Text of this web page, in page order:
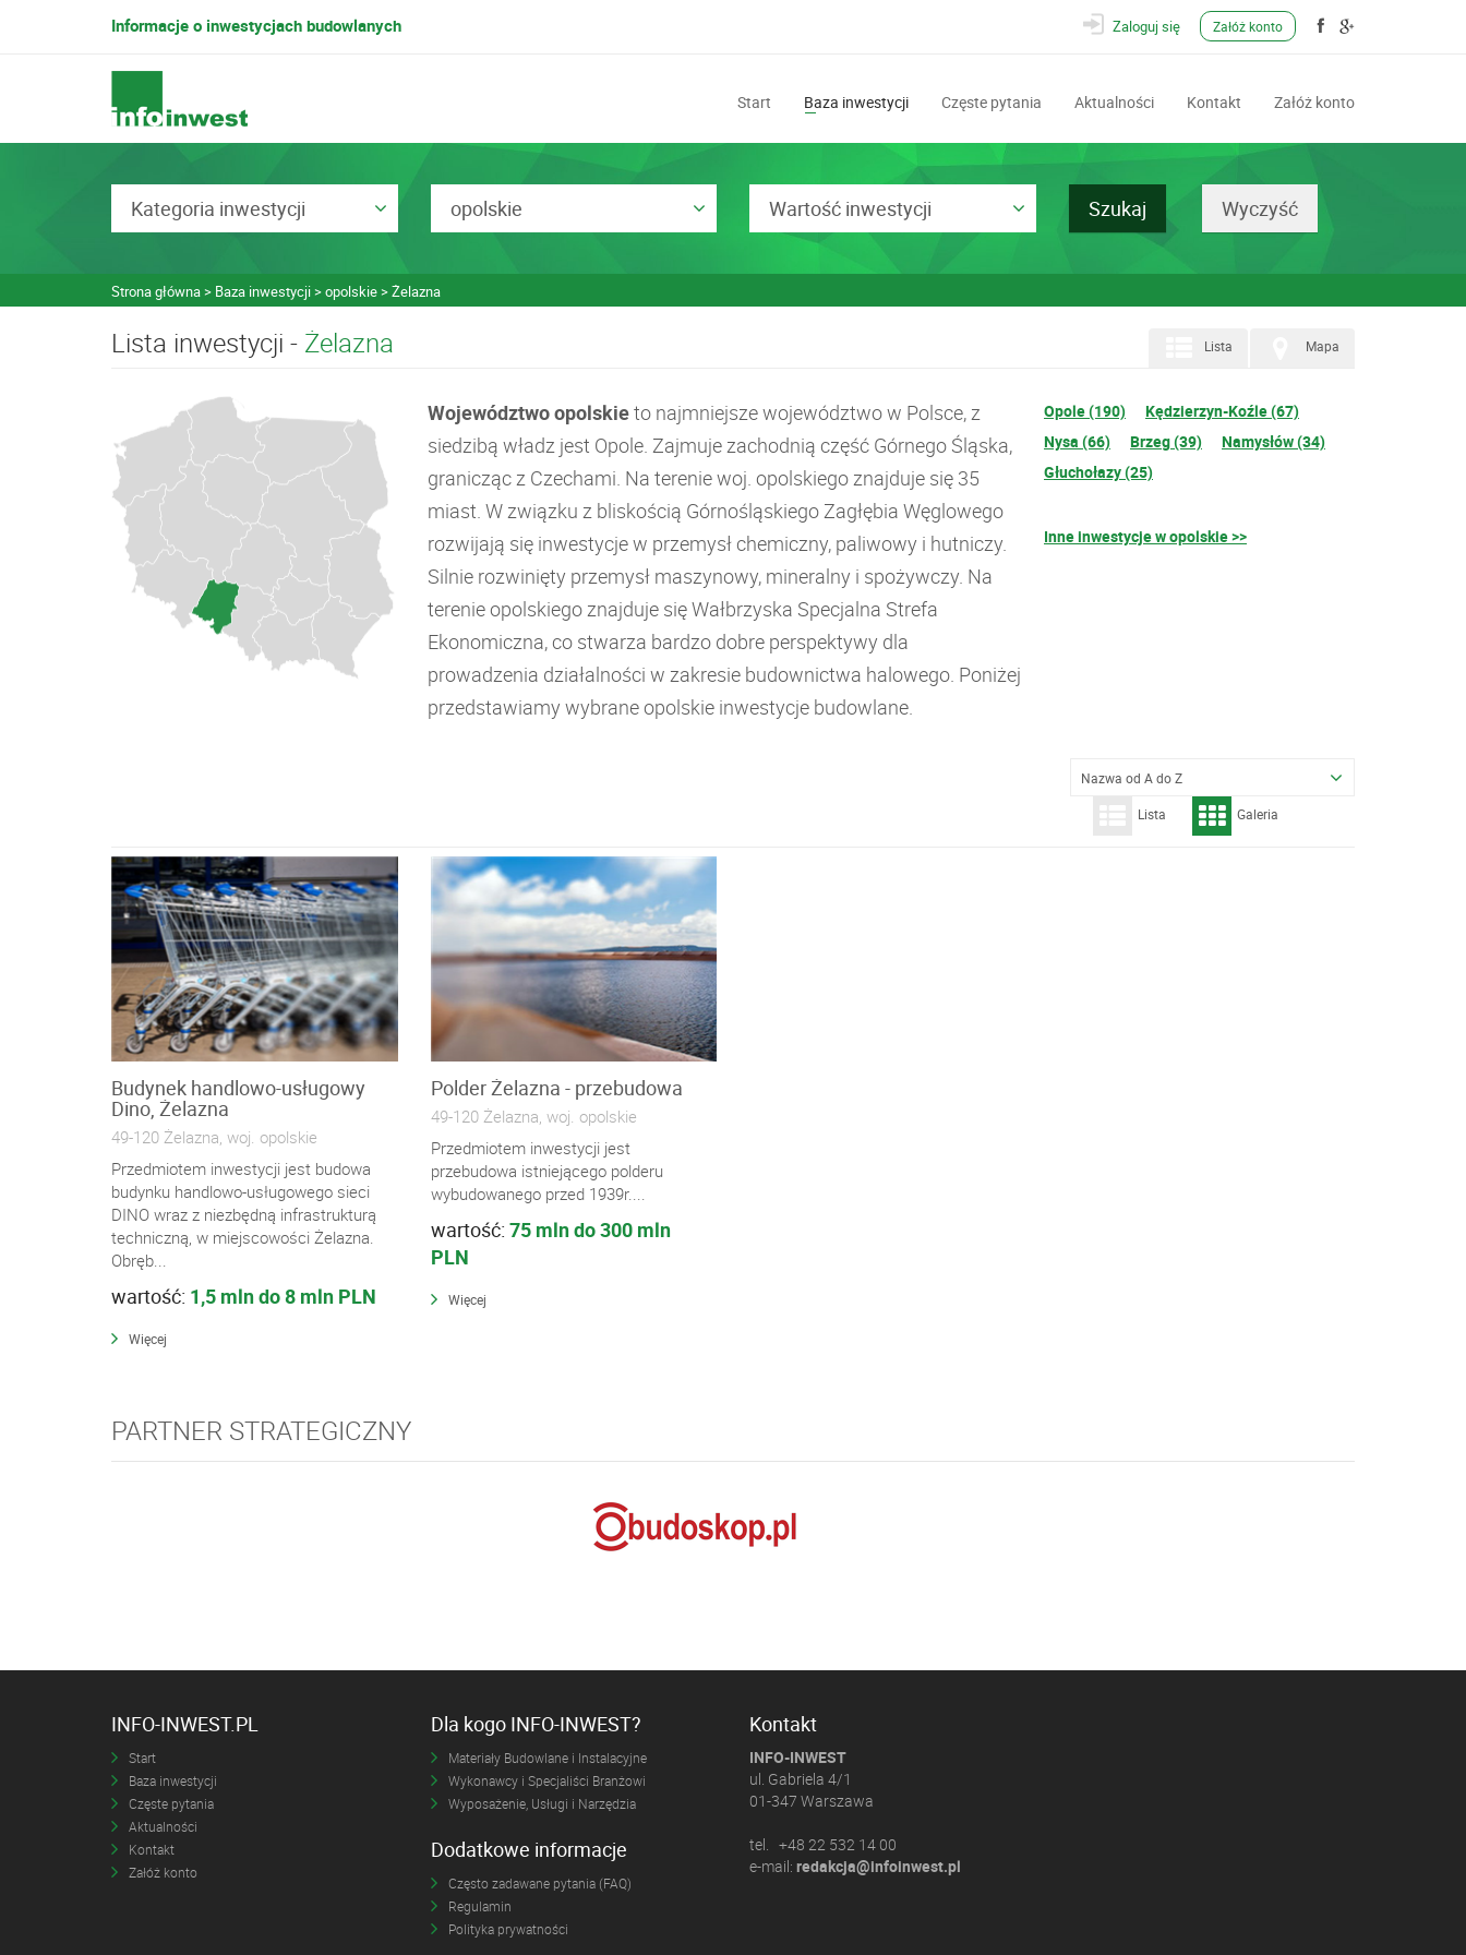
Informacje o inwestycjach budowlanych Zaloguj się Załóż konto
Start Baza inwestycji Częste pytania Aktualności Kontakt Załóż konto
Kategoria inwestycji opolskie Wartość inwestycji
Strona główna Baza inwestycji opolskie Żelazna
Lista inwestycji - Żelazna Mapa
Lista
Województwo opolskieto najmniejsze województwo w Polsce, z
siedzibą władz jest Opole. Zajmuje zachodnią część Górnego Śląska,
granicząc z Czechami. Na terenie woj. opolskiego znajduje się 35
miast. W związku z bliskością Górnośląskiego Zagłębia Węglowego
rozwijają się inwestycje w przemysł chemiczny, paliwowy i hutniczy.
Silnie rozwinięty przemysł maszynowy, mineralny i spożywczy. Na
terenie opolskiego znajduje się Wałbrzyska Specjalna Strefa
Ekonomiczna, co stwarza bardzo dobre perspektywy dla
prowadzenia działalności w zakresie budownictwa halowego. Poniżej
przedstawiamy wybrane opolskie inwestycje budowlane.
Opole (190)
Kędzierzyn-Koźle (67)
Nysa (66)
Brzeg (39)
Namysłów (34)
Głuchołazy (25)
Inne inwestycje w opolskie >>
Nazwa od A do Z
Lista Galeria
Budynek handlowo-usługowy
Dino, Żelazna
49-120 Żelazna, woj. opolskie
Przedmiotem inwestycji jest budowa
budynku handlowo-usługowego sieci
DINO wraz z niezbędną infrastrukturą
techniczną, w miejscowości Żelazna.
Obręb...
wartość: 1,5 mln do 8 mln PLN
Więcej
Polder Żelazna - przebudowa
49-120 Żelazna, woj. opolskie
Przedmiotem inwestycji jest
przebudowa istniejącego polderu
wybudowanego przed 1939r....
wartość: 75 mln do 300 mln
PLN
Więcej
PARTNER STRATEGICZNY
INFO-INWEST.PL
Start
Baza inwestycji
Częste pytania
Aktualności
Kontakt
Załóż konto
Dla kogo INFO-INWEST?
Materiały Budowlane i Instalacyjne
Wykonawcy i Specjaliści Branżowi
Wyposażenie, Usługi i Narzędzia
Dodatkowe informacje
Często zadawane pytania (FAQ)
Regulamin
Polityka prywatności
Kontakt
INFO-INWEST
ul. Gabriela 4/1
01-347 Warszawa
tel. +48 22 532 14 00
e-mail: redakcja@infoinwest.pl